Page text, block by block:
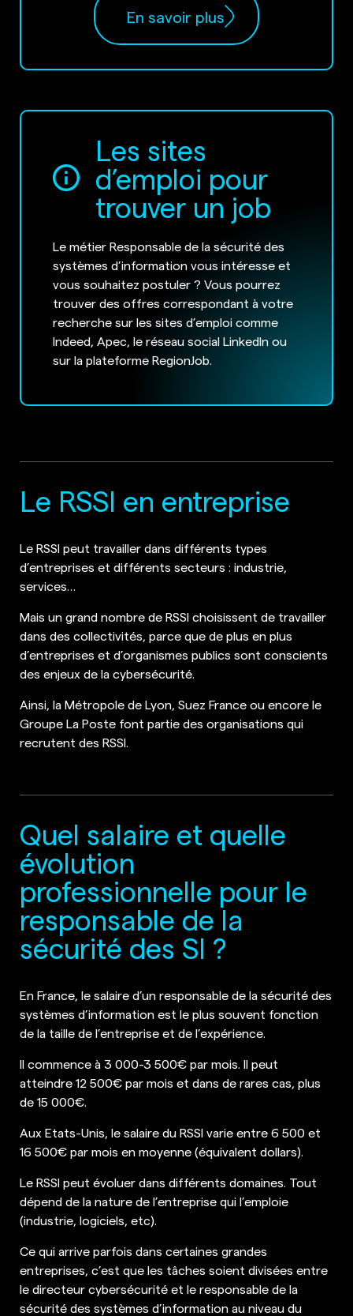
En savoir plus
Les sites
d’emploi pour
trouver un job
Le métier Responsable de la sécurité des
systèmes d’information vous intéresse et
vous souhaitez postuler ? Vous pourrez
trouver des offres correspondant à votre
recherche sur les sites d’emploi comme
Indeed, Apec, le réseau social LinkedIn ou
sur la plateforme RegionJob.
Le RSSI en entreprise
Le RSSI peut travailler dans différents types
d’entreprises et différents secteurs : industrie,
services…
Mais un grand nombre de RSSI choisissent de travailler
dans des collectivités, parce que de plus en plus
d’entreprises et d’organismes publics sont conscients
des enjeux de la cybersécurité.
Ainsi, la Métropole de Lyon, Suez France ou encore le
Groupe La Poste font partie des organisations qui
recrutent des RSSI.
Quel salaire et quelle
évolution
professionnelle pour le
responsable de la
sécurité des SI ?
En France, le salaire d’un responsable de la sécurité des
systèmes d’information est le plus souvent fonction
de la taille de l’entreprise et de l’expérience.
Il commence à 3 000-3 500€ par mois. Il peut
atteindre 12 500€ par mois et dans de rares cas, plus
de 15 000€.
Aux Etats-Unis, le salaire du RSSI varie entre 6 500 et
16 500€ par mois en moyenne (équivalent dollars).
Le RSSI peut évoluer dans différents domaines. Tout
dépend de la nature de l’entreprise qui l’emploie
(industrie, logiciels, etc).
Ce qui arrive parfois dans certaines grandes
entreprises, c’est que les tâches soient divisées entre
le directeur cybersécurité et le responsable de la
sécurité des systèmes d’information au niveau du